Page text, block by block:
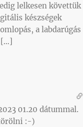
lelkesen követtük
készségek
a labdarúgás
[…]
01.20 dátummal.
:-)